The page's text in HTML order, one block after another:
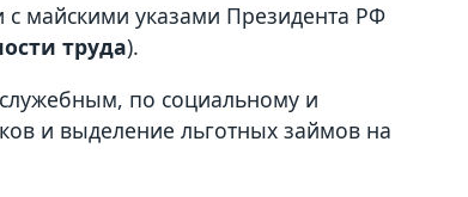
с майскими указами Президента РФ
труда).
по социальному и
и выделение льготных займов на